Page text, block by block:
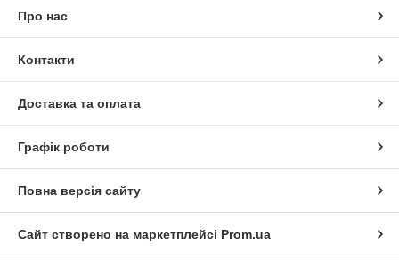
Про нас
Контакти
Доставка та оплата
Графік роботи
Повна версія сайту
Сайт створено на маркетплейсі Prom.ua